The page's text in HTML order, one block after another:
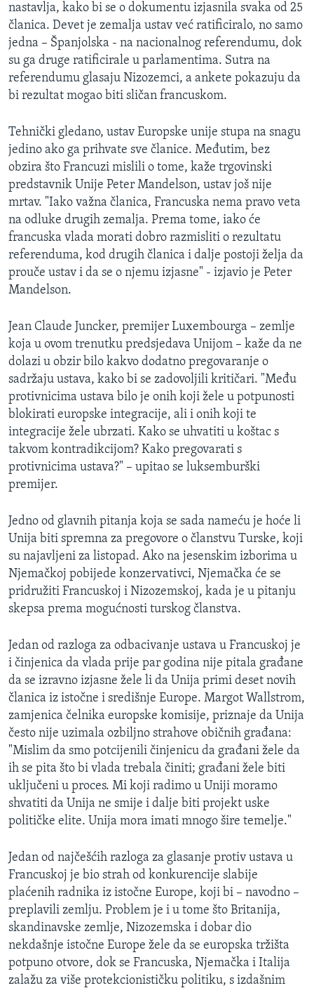
Jezici
nastavlja, kako bi se o dokumentu izjasnila svaka od 25
članica. Devet je zemalja ustav već ratificiralo, no samo
jedna – Španjolska - na nacionalnog referendumu, dok
su ga druge ratificirale u parlamentima. Sutra na
referendumu glasaju Nizozemci, a ankete pokazuju da
bi rezultat mogao biti sličan francuskom.
Tehnički gledano, ustav Europske unije stupa na snagu
jedino ako ga prihvate sve članice. Međutim, bez
obzira što Francuzi mislili o tome, kaže trgovinski
predstavnik Unije Peter Mandelson, ustav još nije
mrtav. "Iako važna članica, Francuska nema pravo veta
na odluke drugih zemalja. Prema tome, iako će
francuska vlada morati dobro razmisliti o rezultatu
referenduma, kod drugih članica i dalje postoji želja da
prouče ustav i da se o njemu izjasne" - izjavio je Peter
Mandelson.
Jean Claude Juncker, premijer Luxembourga – zemlje
koja u ovom trenutku predsjedava Unijom – kaže da ne
dolazi u obzir bilo kakvo dodatno pregovaranje o
sadržaju ustava, kako bi se zadovoljili kritičari. "Među
protivnicima ustava bilo je onih koji žele u potpunosti
blokirati europske integracije, ali i onih koji te
integracije žele ubrzati. Kako se uhvatiti u koštac s
takvom kontradikcijom? Kako pregovarati s
protivnicima ustava?" – upitao se luksemburški
premijer.
Jedno od glavnih pitanja koja se sada nameću je hoće li
Unija biti spremna za pregovore o članstvu Turske, koji
su najavljeni za listopad. Ako na jesenskim izborima u
Njemačkoj pobijede konzervativci, Njemačka će se
pridružiti Francuskoj i Nizozemskoj, kada je u pitanju
skepsa prema mogućnosti turskog članstva.
Jedan od razloga za odbacivanje ustava u Francuskoj je
i činjenica da vlada prije par godina nije pitala građane
da se izravno izjasne žele li da Unija primi deset novih
članica iz istočne i središnje Europe. Margot Wallstrom,
zamjenica čelnika europske komisije, priznaje da Unija
često nije uzimala ozbiljno strahove običnih građana:
"Mislim da smo potcijenili činjenicu da građani žele da
ih se pita što bi vlada trebala činiti; građani žele biti
uključeni u proces. Mi koji radimo u Uniji moramo
shvatiti da Unija ne smije i dalje biti projekt uske
političke elite. Unija mora imati mnogo šire temelje."
Jedan od najčešćih razloga za glasanje protiv ustava u
Francuskoj je bio strah od konkurencije slabije
plaćenih radnika iz istočne Europe, koji bi – navodno –
preplavili zemlju. Problem je i u tome što Britanija,
skandinavske zemlje, Nizozemska i dobar dio
nekdašnje istočne Europe žele da se europska tržišta
potpuno otvore, dok se Francuska, Njemačka i Italija
zalažu za više protekcionističku politiku, s izdašnim